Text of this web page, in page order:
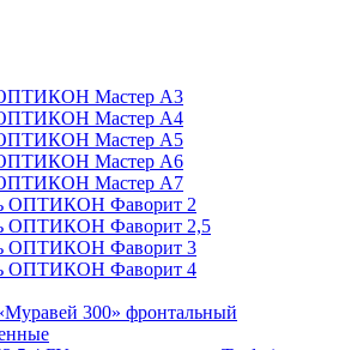
Мастер А3
Мастер А4
Мастер А5
Мастер А6
Мастер А7
ОПТИКОН Фаворит 2
ОПТИКОН Фаворит 2,5
ОПТИКОН Фаворит 3
ОПТИКОН Фаворит 4
300» фронтальный